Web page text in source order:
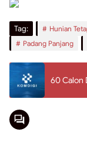
Tag: Hunian
Padang Panjang
60 Calon